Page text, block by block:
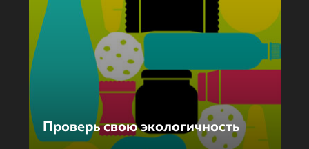
Проверь свою экологичность